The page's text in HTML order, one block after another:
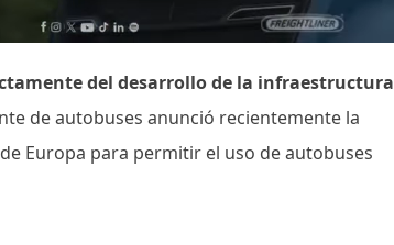
del desarrollo de la infraestructura
de autobuses anunció recientemente la
Europa para permitir el uso de autobuses